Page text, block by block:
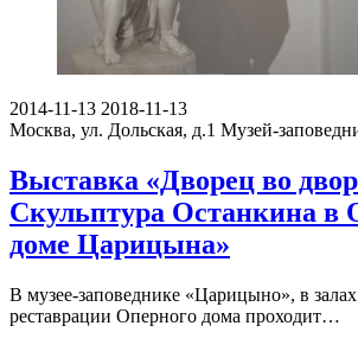
2014-11-13 2018-11-13
Москва, ул. Дольская, д.1 Музей-
Выставка «Дворец во
Скульптура Останкина в
доме Царицына»
В музее-заповеднике «Царицыно», в
реставрации Оперного дома проходит…